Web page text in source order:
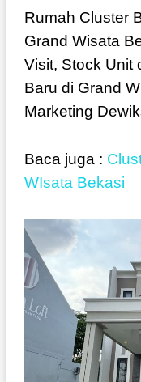
Rumah Cluster
Grand Wisata
Visit, Stock Unit
Baru di Grand
Marketing
Baca juga :
WIsata Bekasi